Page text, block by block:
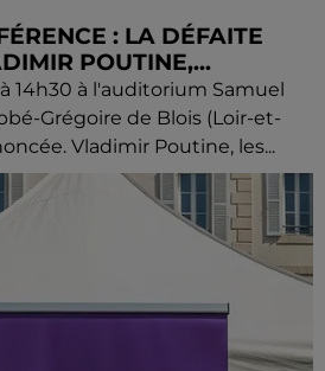
: LA DÉFAITE
POUTINE,...
14h30 à l'auditorium Samuel
Grégoire de Blois (Loir-et-
Vladimir Poutine, les...